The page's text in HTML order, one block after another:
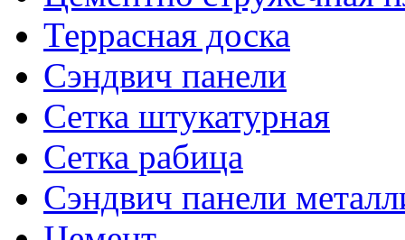
Террасная доска
Сэндвич панели
Сетка штукатурная
Сетка рабица
Сэндвич панели